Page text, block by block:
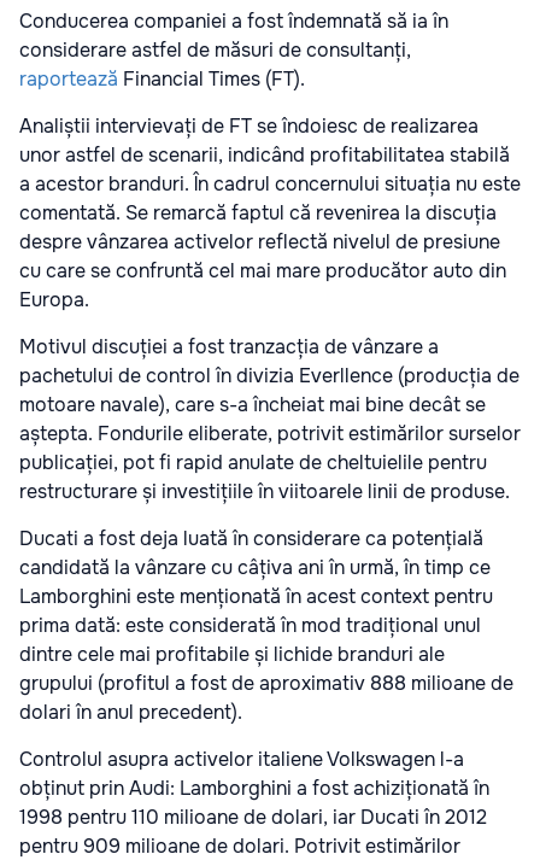
Conducerea companiei a fost îndemnată să ia în
considerare astfel de măsuri de consultanți,
raportează Financial Times (FT).
Analiștii intervievați de FT se îndoiesc de realizarea
unor astfel de scenarii, indicând profitabilitatea stabilă
a acestor branduri. În cadrul concernului situația nu este
comentată. Se remarcă faptul că revenirea la discuția
despre vânzarea activelor reflectă nivelul de presiune
cu care se confruntă cel mai mare producător auto din
Europa.
Motivul discuției a fost tranzacția de vânzare a
pachetului de control în divizia Everllence (producția de
motoare navale), care s-a încheiat mai bine decât se
aștepta. Fondurile eliberate, potrivit estimărilor surselor
publicației, pot fi rapid anulate de cheltuielile pentru
restructurare și investițiile în viitoarele linii de produse.
Ducati a fost deja luată în considerare ca potențială
candidată la vânzare cu câțiva ani în urmă, în timp ce
Lamborghini este menționată în acest context pentru
prima dată: este considerată în mod tradițional unul
dintre cele mai profitabile și lichide branduri ale
grupului (profitul a fost de aproximativ 888 milioane de
dolari în anul precedent).
Controlul asupra activelor italiene Volkswagen l-a
obținut prin Audi: Lamborghini a fost achiziționată în
1998 pentru 110 milioane de dolari, iar Ducati în 2012
pentru 909 milioane de dolari. Potrivit estimărilor